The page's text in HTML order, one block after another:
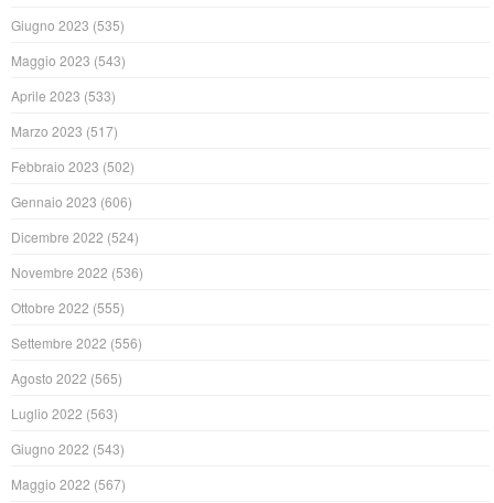
Giugno 2023 (535)
Maggio 2023 (543)
Aprile 2023 (533)
Marzo 2023 (517)
Febbraio 2023 (502)
Gennaio 2023 (606)
Dicembre 2022 (524)
Novembre 2022 (536)
Ottobre 2022 (555)
Settembre 2022 (556)
Agosto 2022 (565)
Luglio 2022 (563)
Giugno 2022 (543)
Maggio 2022 (567)